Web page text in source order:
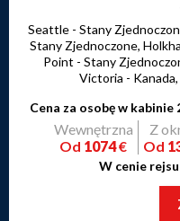
Seattle - Stany
Stany Zjednoczone,
Point - Stany
Victoria -
Cena za osobę w
Wewnętrzna
Od 1074€
Z
Od
W cenie